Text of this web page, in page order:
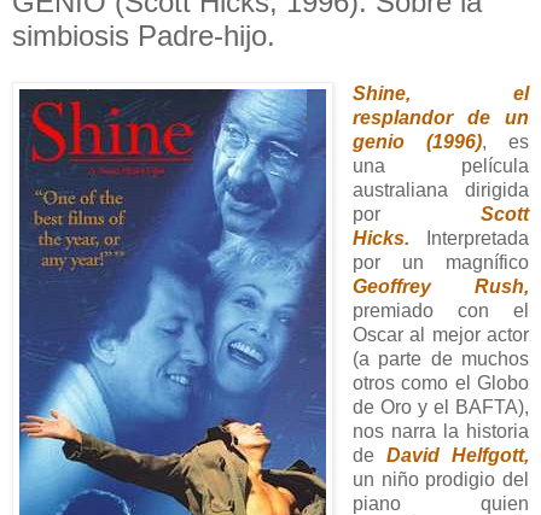
simbiosis Padre-hijo.
Shine, el
resplandor de un
genio (1996), es
una película
australiana dirigida
por Scott
Hicks. Interpretada
por un magnífico
Geoffrey Rush,
premiado con el
Oscar al mejor actor
(a parte de muchos
otros como el Globo
de Oro y el BAFTA),
nos narra la historia
de David Helfgott,
un niño prodigio del
piano quien